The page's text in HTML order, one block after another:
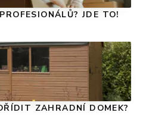
JDE TO!
ZAHRADNÍ DOMEK?